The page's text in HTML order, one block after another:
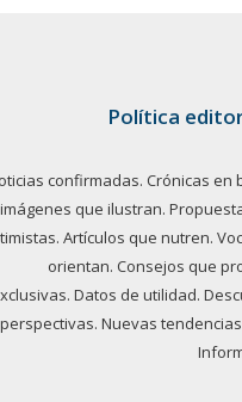
Política
confirmadas. Crónicas en
que ilustran.
Artículos que nutren.
orientan. Consejos que
Datos de utilidad.
perspectivas. Nuevas